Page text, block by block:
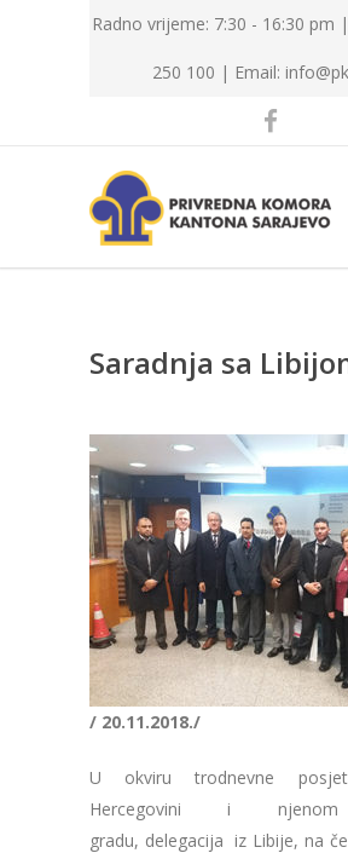
Radno vrijeme: 7:30 - 16:30 pm
250 100 | Email:
Saradnja sa
/ 20.11.2018./
U okviru trodnevne
Hercegovini i njenom
gradu, delegacija iz Libije, na